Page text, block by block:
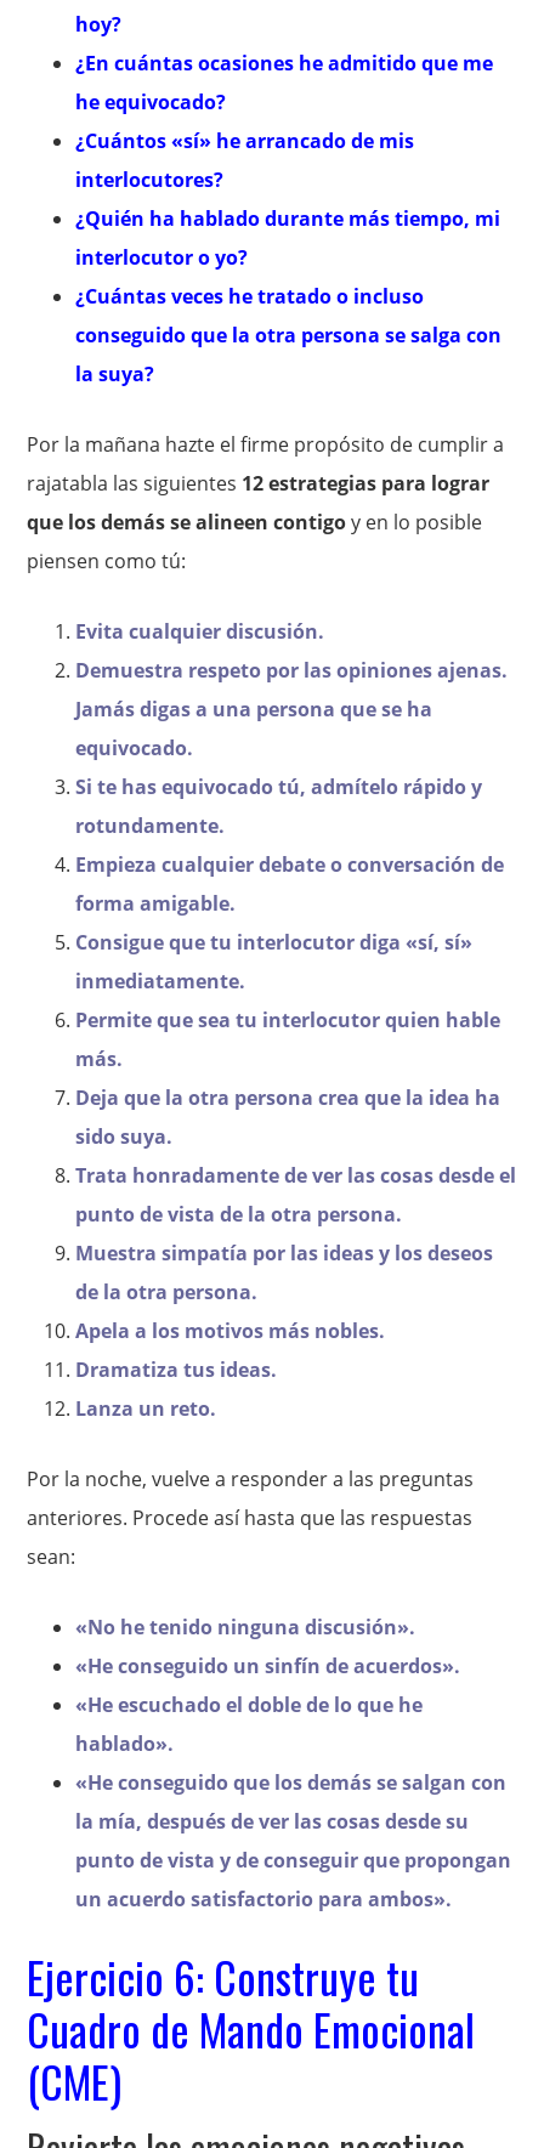
hoy?
¿En cuántas ocasiones he admitido que me
he equivocado?
¿Cuántos «sí» he arrancado de mis
interlocutores?
¿Quién ha hablado durante más tiempo, mi
interlocutor o yo?
¿Cuántas veces he tratado o incluso
conseguido que la otra persona se salga con
la suya?
Por la mañana hazte el firme propósito de cumplir a
rajatabla las siguientes 12 estrategias para lograr
que los demás se alineen contigoy en lo posible
piensen como tú:
Evita cualquier discusión.
Demuestra respeto por las opiniones ajenas.
Jamás digas a una persona que se ha
equivocado.
Si te has equivocado tú, admítelo rápido y
rotundamente.
Empieza cualquier debate o conversación de
forma amigable.
Consigue que tu interlocutor diga «sí, sí»
inmediatamente.
Permite que sea tu interlocutor quien hable
más.
Deja que la otra persona crea que la idea ha
sido suya.
Trata honradamente de ver las cosas desde el
punto de vista de la otra persona.
Muestra simpatía por las ideas y los deseos
de la otra persona.
Apela a los motivos más nobles.
Dramatiza tus ideas.
Lanza un reto.
Por la noche, vuelve a responder a las preguntas
anteriores. Procede así hasta que las respuestas
sean:
«No he tenido ninguna discusión».
«He conseguido un sinfín de acuerdos».
«He escuchado el doble de lo que he
hablado».
«He conseguido que los demás se salgan con
la mía, después de ver las cosas desde su
punto de vista y de conseguir que propongan
un acuerdo satisfactorio para ambos».
Ejercicio 6: Construye tu
Cuadro de Mando Emocional
(CME)